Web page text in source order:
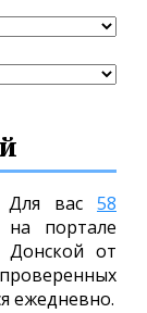
Для вас 58
на портале
от
ежедневно.